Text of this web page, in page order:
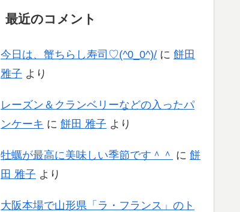
最近のコメント
今日は、蟹ちらし寿司♡(^0_0^)/ に 餅田
雅子 より
レーズン＆クランベリーなどの入ったパ
ンケーキ に 餅田 雅子 より
牡蠣が最高に美味しい季節です＾＾ に 餅
田 雅子 より
大阪本場で山形県「ラ・フランス」のト